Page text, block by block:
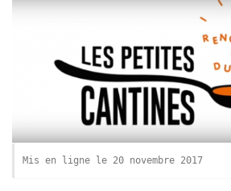
Mis en ligne le 20 novembre 2017